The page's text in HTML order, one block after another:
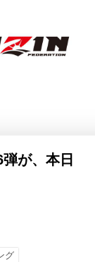
が、本日
グ